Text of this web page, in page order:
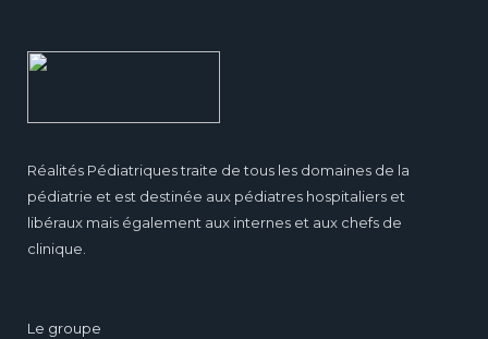
Réalités Pédiatriques traite de tous les domaines de la
pédiatrie et est destinée aux pédiatres hospitaliers et
libéraux mais également aux internes et aux chefs de
clinique.
Le groupe